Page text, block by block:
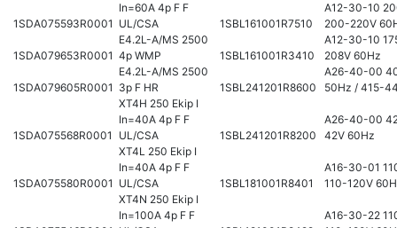
1SDA075593R0001
In=60A 4p F F
UL/CSA
1SBL161001R7510
A12-30-10
200-220V
1SDA079653R0001
E4.2L-A/MS 2500
4p WMP
1SBL161001R3410
A12-30-10
208V 60Hz
1SDA079605R0001
E4.2L-A/MS 2500
3p F HR
1SBL241201R8600
A26-40-00
50Hz / 415-
1SDA075568R0001
XT4H 250 Ekip I
In=40A 4p F F
UL/CSA
1SBL241201R8200
A26-40-00
42V 60Hz
1SDA075580R0001
XT4L 250 Ekip I
In=40A 4p F F
UL/CSA
1SBL181001R8401
A16-30-01
110-120V
XT4N 250 Ekip I
In=100A 4p F F
A16-30-22